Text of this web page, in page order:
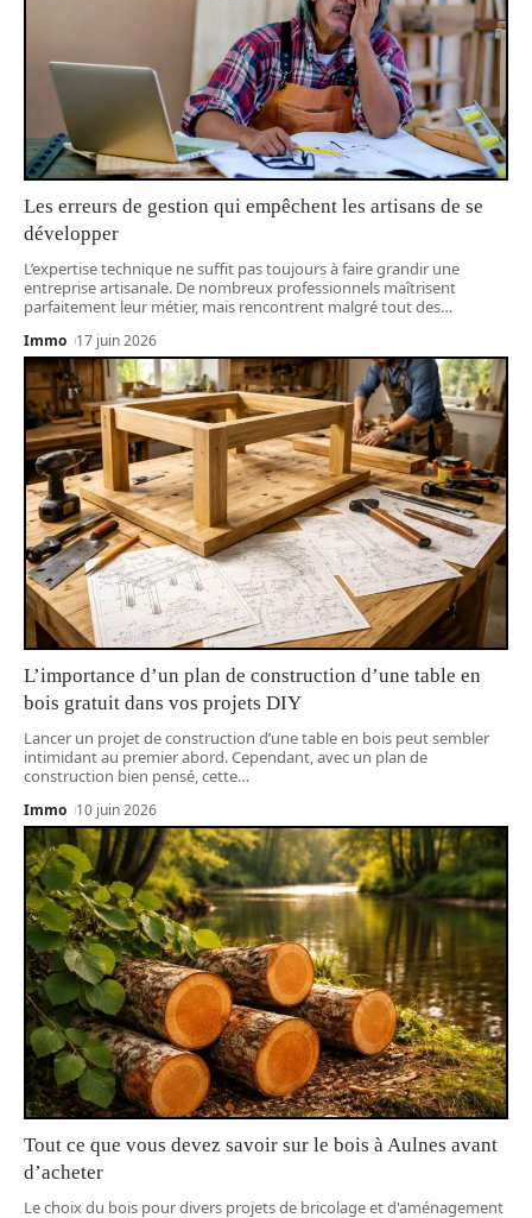
Les erreurs de gestion qui empêchent les artisans de se
développer
L’expertise technique ne suffit pas toujours à faire grandir une
entreprise artisanale. De nombreux professionnels maîtrisent
parfaitement leur métier, mais rencontrent malgré tout des…
Immo 17 juin 2026
L’importance d’un plan de construction d’une table en
bois gratuit dans vos projets DIY
Lancer un projet de construction d’une table en bois peut sembler
intimidant au premier abord. Cependant, avec un plan de
construction bien pensé, cette…
Immo 10 juin 2026
Tout ce que vous devez savoir sur le bois à Aulnes avant
d’acheter
Le choix du bois pour divers projets de bricolage et d'aménagement